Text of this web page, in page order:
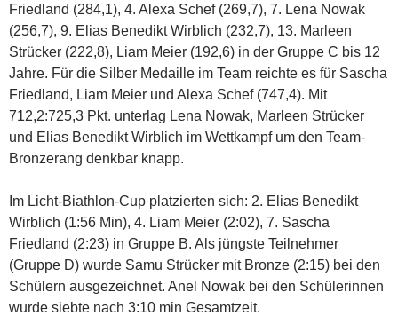
Friedland (284,1), 4. Alexa Schef (269,7), 7. Lena Nowak
(256,7), 9. Elias Benedikt Wirblich (232,7), 13. Marleen
Strücker (222,8), Liam Meier (192,6) in der Gruppe C bis 12
Jahre. Für die Silber Medaille im Team reichte es für Sascha
Friedland, Liam Meier und Alexa Schef (747,4). Mit
712,2:725,3 Pkt. unterlag Lena Nowak, Marleen Strücker
und Elias Benedikt Wirblich im Wettkampf um den Team-
Bronzerang denkbar knapp.
Im Licht-Biathlon-Cup platzierten sich: 2. Elias Benedikt
Wirblich (1:56 Min), 4. Liam Meier (2:02), 7. Sascha
Friedland (2:23) in Gruppe B. Als jüngste Teilnehmer
(Gruppe D) wurde Samu Strücker mit Bronze (2:15) bei den
Schülern ausgezeichnet. Anel Nowak bei den Schülerinnen
wurde siebte nach 3:10 min Gesamtzeit.